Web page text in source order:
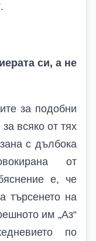
си, а не
за подобни
всяко от тях
с дълбока
от
е, че
търсенето на
им „Аз“
по